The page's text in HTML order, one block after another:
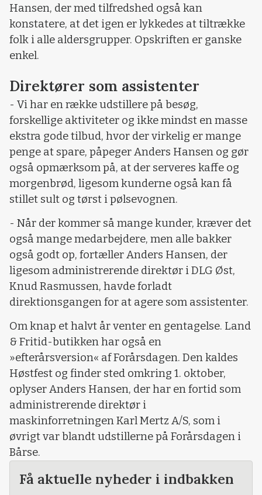
Hansen, der med tilfredshed også kan
konstatere, at det igen er lykkedes at tiltrække
folk i alle aldersgrupper. Opskriften er ganske
enkel.
Direktører som assistenter
- Vi har en række udstillere på besøg,
forskellige aktiviteter og ikke mindst en masse
ekstra gode tilbud, hvor der virkelig er mange
penge at spare, påpeger Anders Hansen og gør
også opmærksom på, at der serveres kaffe og
morgenbrød, ligesom kunderne også kan få
stillet sult og tørst i pølsevognen.
- Når der kommer så mange kunder, kræver det
også mange medarbejdere, men alle bakker
også godt op, fortæller Anders Hansen, der
ligesom administrerende direktør i DLG Øst,
Knud Rasmussen, havde forladt
direktionsgangen for at agere som assistenter.
Om knap et halvt år venter en gentagelse. Land
& Fritid-butikken har også en
»efterårsversion« af Forårsdagen. Den kaldes
Høstfest og finder sted omkring 1. oktober,
oplyser Anders Hansen, der har en fortid som
administrerende direktør i
maskinforretningen Karl Mertz A/S, som i
øvrigt var blandt udstillerne på Forårsdagen i
Bårse.
Få aktuelle nyheder i indbakken